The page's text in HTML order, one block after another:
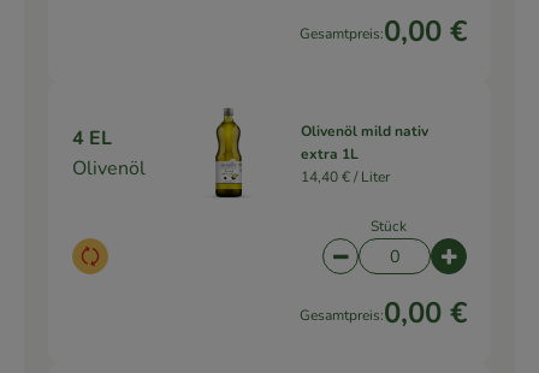
Gesamtpreis:0,00 €
4 EL
Olivenöl
Auswahl ändern
Olivenöl mild nativ
extra 1L
14,40 € /Liter
Stück
Artikelanzahl
Gesamtpreis:0,00 €